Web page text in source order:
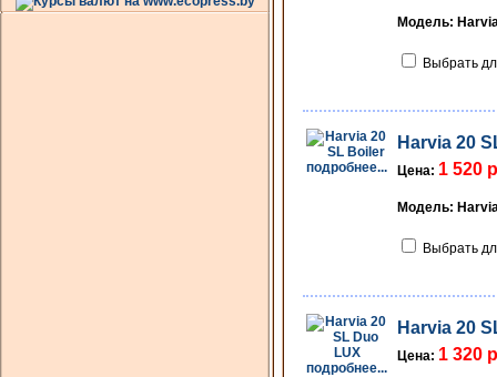
Модель:
Выбрать
подробнее...
Harvia 20
Цена: 1 520
Модель:
Выбрать
подробнее...
Harvia 20
Цена: 1 320